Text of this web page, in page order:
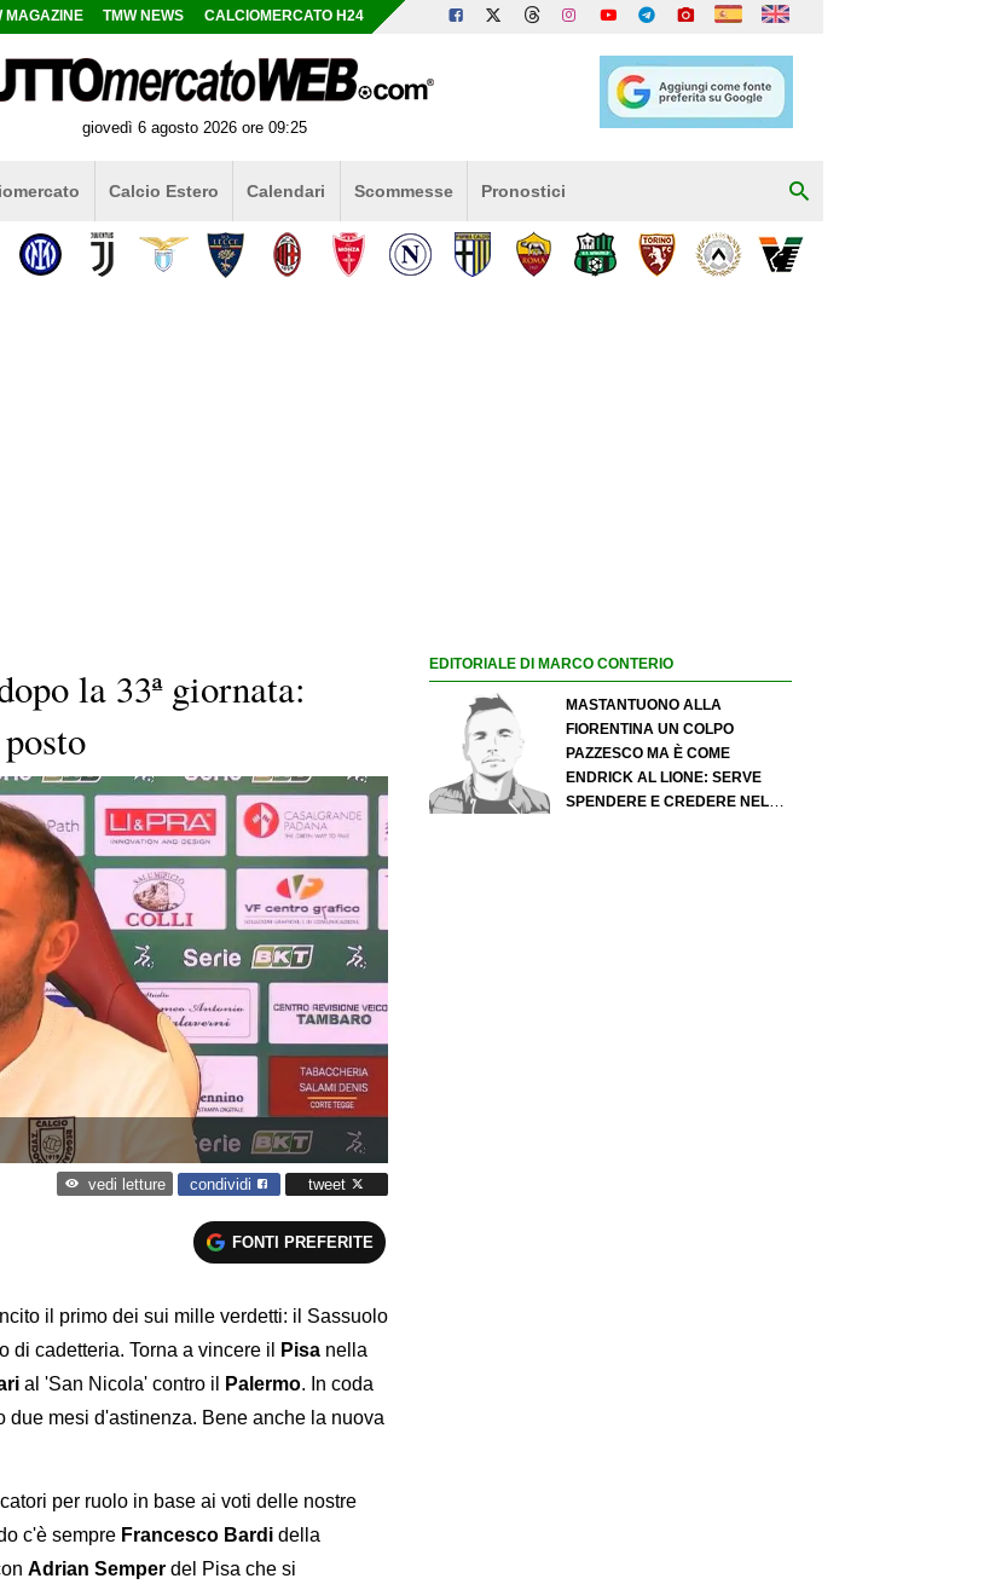
MAGAZINE TMW NEWS CALCIOMERCATO H24
giovedì 6 agosto 2026 ore 09:25
Calcio Estero Calendari Scommesse Pronostici
la 33ª giornata:
vedi letture condividi tweet
FONTI PREFERITE
il primo dei sui mille verdetti: il Sassuolo
di cadetteria. Torna a vincere il
Pisa nella
al 'San Nicola' contro il Palermo. In coda
due mesi d'astinenza. Bene anche la nuova
per ruolo in base ai voti delle nostre
c'è sempre Francesco Bardi della
Adrian Semper del Pisa che si
EDITORIALE DI MARCO CONTERIO
MASTANTUONO ALLA
FIORENTINA UN COLPO
PAZZESCO MA È COME
ENDRICK AL LIONE: SERVE
SPENDERE E CREDERE NELLO